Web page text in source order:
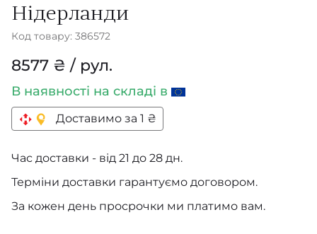
Нідерланди
Код товару: 386572
8577 ₴ / рул.
В наявності на складі в
Доставимо за 1 ₴
Час доставки - від 21 до 28 дн.
Терміни доставки гарантуємо договором.
За кожен день просрочки ми платимо вам.